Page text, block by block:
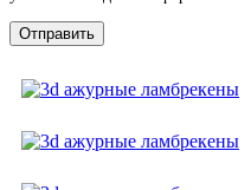
Отправить